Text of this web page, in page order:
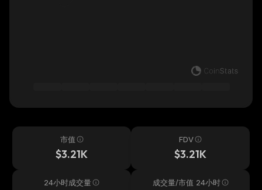
市值
$3.21K
FDV
$3.21K
24小时成交量 成交量/市值 24小时